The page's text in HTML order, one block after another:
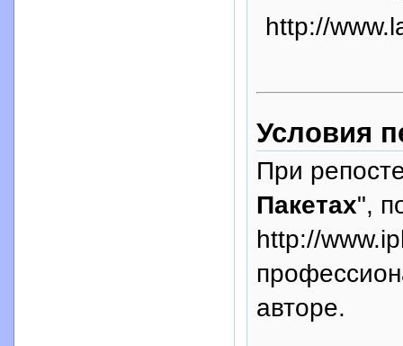
http://
Условия
При
Пакетах",
http://
авторе.